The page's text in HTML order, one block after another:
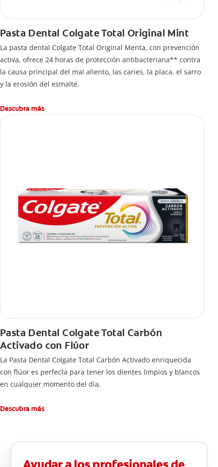
Pasta Dental Colgate Total Original Mint
La pasta dental Colgate Total Original Menta, con prevención
activa, ofrece 24 horas de protección antibacteriana** contra
la causa principal del mal aliento, las caries, la placa, el sarro
y la erosión del esmalte.
Descubra más
Pasta Dental Colgate Total Carbón
Activado con Flúor
La Pasta Dental Colgate Total Carbón Activado enriquecida
con flúor es perfecta para tener los dientes limpios y blancos
en cualquier momento del día.
Descubra más